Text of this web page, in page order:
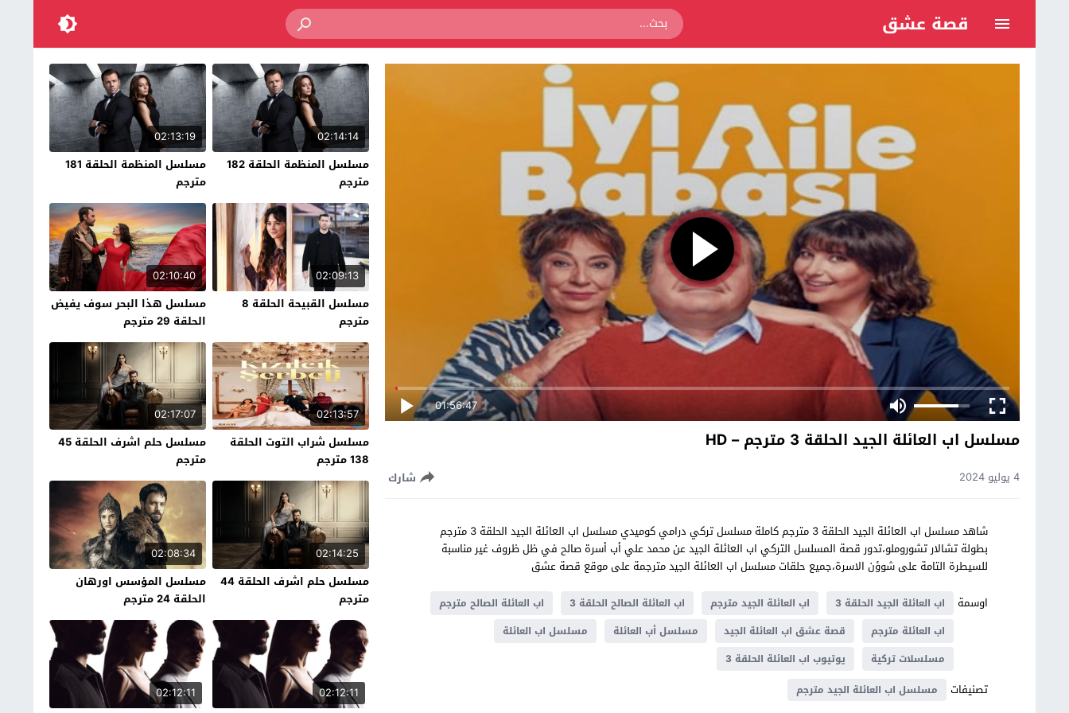
قصة عشق
01:56:47
مسلسل اب العائلة الجيد الحلقة 3 مترجم – HD
4 يوليو 2024 شارك
شاهد مسلسل اب العائلة الجيد الحلقة 3 مترجم كاملة مسلسل تركي درامي كوميدي مسلسل اب العائلة الجيد الحلقة 3 مترجم
بطولة تشالار تشوروملو،تدور قصة المسلسل التركي اب العائلة الجيد عن محمد علي أب أسرة صالح في ظل ظروف غير مناسبة
للسيطرة التامة على شوؤن الاسرة،جميع حلقات مسلسل اب العائلة الجيد مترجمة على موقع قصة عشق
اوسمة
اب العائلة الجيد الحلقة 3 اب العائلة الجيد مترجم اب العائلة الصالح الحلقة 3
اب العائلة الصالح مترجم
اب العائلة مترجم
قصة عشق اب العائلة الجيد مسلسل أب العائلة
مسلسل اب العائلة
مسلسلات تركية
يوتيوب اب العائلة الحلقة 3
تصنيفات مسلسل اب العائلة الجيد مترجم
02:14:14
مسلسل المنظمة الحلقة 182
مترجم
02:13:19
مسلسل المنظمة الحلقة 181
مترجم
02:09:13
مسلسل القبيحة الحلقة 8
مترجم
02:10:40
مسلسل هذا البحر سوف يفيض
الحلقة 29 مترجم
02:13:57
مسلسل شراب التوت الحلقة
138 مترجم
02:17:07
مسلسل حلم اشرف الحلقة 45
مترجم
02:14:25
مسلسل حلم اشرف الحلقة 44
مترجم
02:08:34
مسلسل المؤسس اورهان
الحلقة 24 مترجم
02:12:11
02:12:11